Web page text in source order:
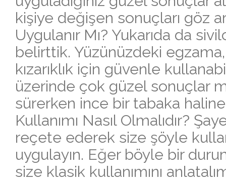
kişiye değişen sonuçları göz
Uygulanır Mı? Yukarıda da
belirttik. Yüzünüzdeki egzama,
kızarıklık için güvenle
üzerinde çok güzel sonuçlar
sürerken ince bir tabaka
Kullanımı Nasıl Olmalıdır?
reçete ederek size şöyle
uygulayın. Eğer böyle bir
size klasik kullanımını